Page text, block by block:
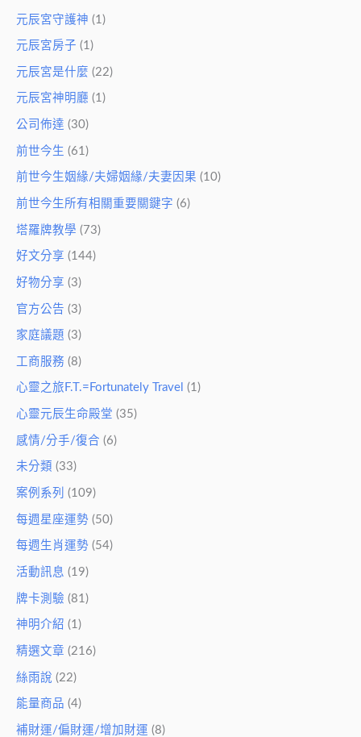
元辰宮守護神 (1)
元辰宮房子 (1)
元辰宮是什麼 (22)
元辰宮神明廳 (1)
公司佈達 (30)
前世今生 (61)
前世今生姻緣/夫婦姻緣/夫妻因果 (10)
前世今生所有相關重要關鍵字 (6)
塔羅牌教學 (73)
好文分享 (144)
好物分享 (3)
官方公告 (3)
家庭議題 (3)
工商服務 (8)
心靈之旅F.T.=Fortunately Travel (1)
心靈元辰生命殿堂 (35)
感情/分手/復合 (6)
未分類 (33)
案例系列 (109)
每週星座運勢 (50)
每週生肖運勢 (54)
活動訊息 (19)
牌卡測驗 (81)
神明介紹 (1)
精選文章 (216)
絲雨說 (22)
能量商品 (4)
補財運/偏財運/增加財運 (8)